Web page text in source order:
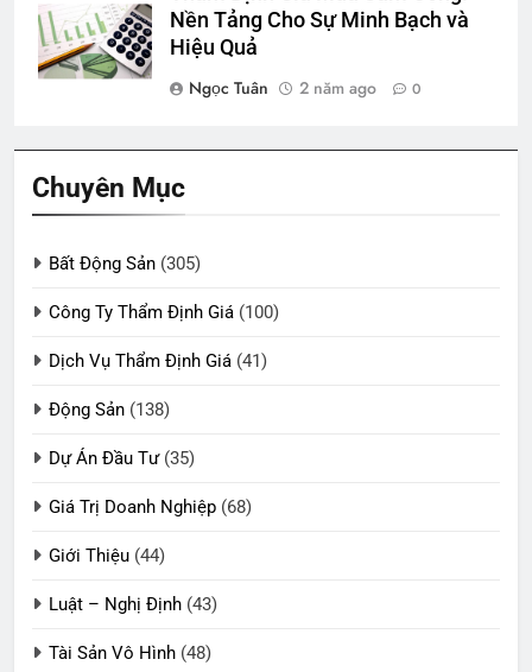
Nền Tảng Cho Sự Minh Bạch và
Hiệu Quả
Ngọc Tuân
2 năm ago 0
Chuyên Mục
Bất Động Sản (305)
Công Ty Thẩm Định Giá (100)
Dịch Vụ Thẩm Định Giá (41)
Động Sản (138)
Dự Án Đầu Tư(35)
Giá Trị Doanh Nghiệp (68)
Giới Thiệu (44)
Luật – Nghị Định (43)
Tài Sản Vô Hình (48)